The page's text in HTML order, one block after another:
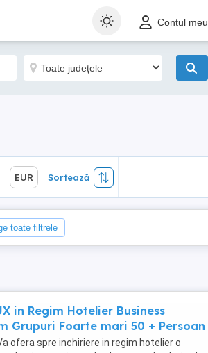
Contul meu
EUR Sortează
toate filtrele
in Regim Hotelier Business
Grupuri Foarte mari 50 + Persoan
ofera spre inchiriere in regim hotelier o